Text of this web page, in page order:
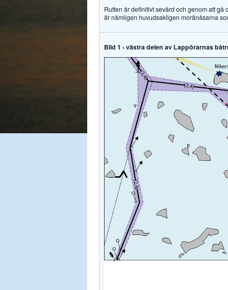
Rutten är definitivt sevärd och genom att
är nämligen huvudsakligen moränåsarna
Bild 1 - västra delen av Lappörarnas